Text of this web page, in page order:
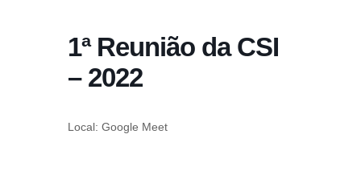
1ª Reunião da CSI
– 2022
Local: Google Meet